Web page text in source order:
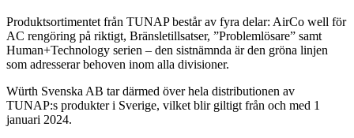
Produktsortimentet från TUNAP består av fyra delar: AirCo well för
AC rengöring på riktigt, Bränsletillsatser, ”Problemlösare” samt
Human+Technology serien – den sistnämnda är den gröna linjen
som adresserar behoven inom alla divisioner.
Würth Svenska AB tar därmed över hela distributionen av
TUNAP:s produkter i Sverige, vilket blir giltigt från och med 1
januari 2024.